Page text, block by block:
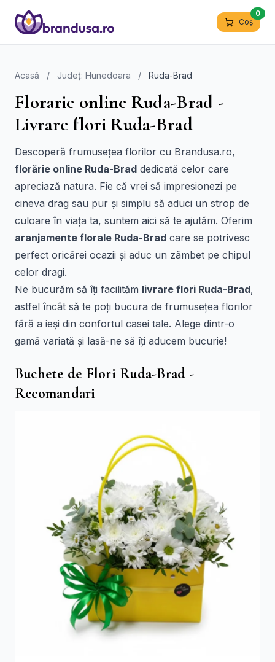
Coș
0
Acasă / Județ: Hunedoara / Ruda-Brad
Florarie online Ruda-Brad -
Livrare flori Ruda-Brad
Descoperă frumusețea florilor cu Brandusa.ro,
florărie online Ruda-Brad dedicată celor care
apreciază natura. Fie că vrei să impresionezi pe
cineva drag sau pur și simplu să aduci un strop de
culoare în viața ta, suntem aici să te ajutăm. Oferim
aranjamente florale Ruda-Brad care se potrivesc
perfect oricărei ocazii și aduc un zâmbet pe chipul
celor dragi.
Ne bucurăm să îți facilităm livrare flori Ruda-Brad,
astfel încât să te poți bucura de frumusețea florilor
fără a ieși din confortul casei tale. Alege dintr-o
gamă variată și lasă-ne să îți aducem bucurie!
Buchete de Flori Ruda-Brad -
Recomandari